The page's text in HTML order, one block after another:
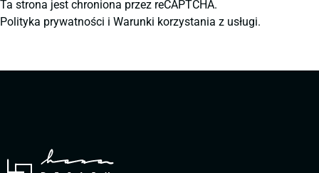
Ta strona jest chroniona przez reCAPTCHA.
Polityka prywatności i Warunki korzystania z usługi.